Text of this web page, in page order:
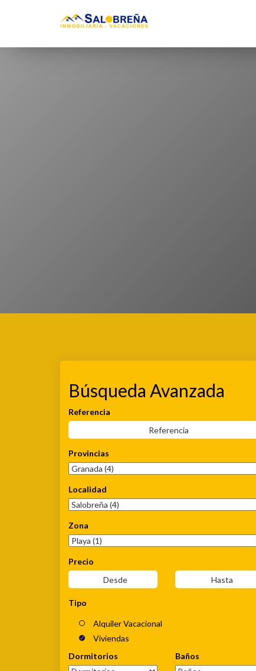
1 Alquiler En Granada
Búsqueda Avanzada
Referencia
Provincias
Localidad
Zona
Precio
Tipo
Alquiler Vacacional
Viviendas
Dormitorios
Baños